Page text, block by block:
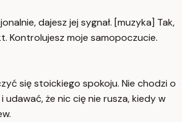
dajesz jej sygnał. [muzyka] Tak,
Kontrolujesz moje samopoczucie.
się stoickiego spokoju. Nie chodzi o
udawać, że nic cię nie rusza, kiedy w